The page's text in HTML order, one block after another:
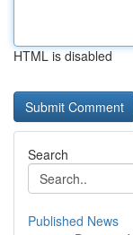
HTML is disabled
Search
Published News